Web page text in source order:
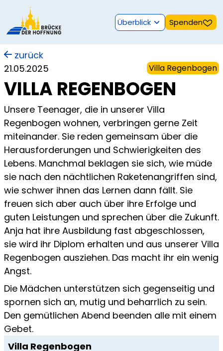
Spenden
Überblick
zurück
21.05.2025
Villa Regenbogen
VILLA REGENBOGEN
Unsere Teenager, die in unserer Villa
Regenbogen wohnen, verbringen gerne Zeit
miteinander. Sie reden gemeinsam über die
Herausforderungen und Schwierigkeiten des
Lebens. Manchmal beklagen sie sich, wie müde
sie nach den nächtlichen Raketenangriffen sind,
wie schwer ihnen das Lernen dann fällt. Sie
freuen sich aber auch über ihre Erfolge und
guten Leistungen und sprechen über die Zukunft.
Anja hat ihre Ausbildung fast abgeschlossen,
sie wird ihr Diplom erhalten und aus unserer Villa
Regenbogen ausziehen. Das macht ihr ein wenig
Angst.
Die Mädchen unterstützen sich gegenseitig und
spornen sich an, mutig und beharrlich zu sein.
Den gemütlichen Abend beenden alle mit einem
Gebet.
Villa Regenbogen